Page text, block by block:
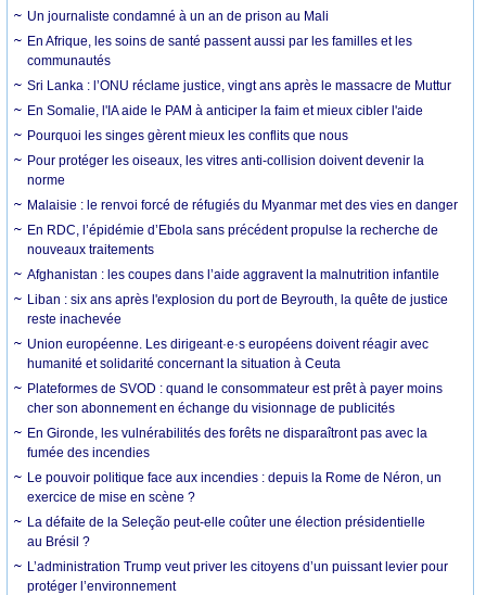
Un journaliste condamné à un an de prison au Mali
En Afrique, les soins de santé passent aussi par les familles et les
communautés
Sri Lanka : l’ONU réclame justice, vingt ans après le massacre de Muttur
En Somalie, l'IA aide le PAM à anticiper la faim et mieux cibler l'aide
Pourquoi les singes gèrent mieux les conflits que nous
Pour protéger les oiseaux, les vitres anti-collision doivent devenir la
norme
Malaisie : le renvoi forcé de réfugiés du Myanmar met des vies en danger
En RDC, l’épidémie d’Ebola sans précédent propulse la recherche de
nouveaux traitements
Afghanistan : les coupes dans l’aide aggravent la malnutrition infantile
Liban : six ans après l'explosion du port de Beyrouth, la quête de justice
reste inachevée
Union européenne. Les dirigeant·e·s européens doivent réagir avec
humanité et solidarité concernant la situation à Ceuta
Plateformes de SVOD : quand le consommateur est prêt à payer moins
cher son abonnement en échange du visionnage de publicités
En Gironde, les vulnérabilités des forêts ne disparaîtront pas avec la
fumée des incendies
Le pouvoir politique face aux incendies : depuis la Rome de Néron, un
exercice de mise en scène ?
La défaite de la Seleção peut-elle coûter une élection présidentielle
au Brésil ?
L’administration Trump veut priver les citoyens d’un puissant levier pour
protéger l’environnement